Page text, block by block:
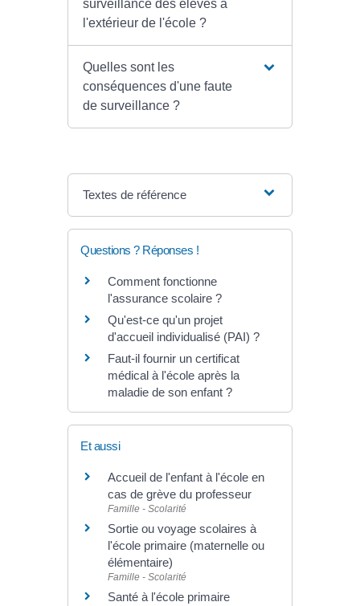
surveillance des élèves à
l'extérieur de l'école ?
Quelles sont les
conséquences d'une faute
de surveillance ?
Textes de référence
Questions ? Réponses !
Comment fonctionne
l'assurance scolaire ?
Qu'est-ce qu'un projet
d'accueil individualisé (PAI) ?
Faut-il fournir un certificat
médical à l'école après la
maladie de son enfant ?
Et aussi
Accueil de l'enfant à l'école en
cas de grève du professeur
Famille - Scolarité
Sortie ou voyage scolaires à
l'école primaire (maternelle ou
élémentaire)
Famille - Scolarité
Santé à l'école primaire